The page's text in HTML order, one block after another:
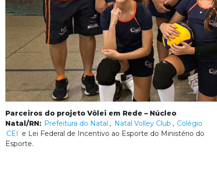
Parceiros do projeto Vôlei em Rede – Núcleo
Natal/RN: Prefeitura do Natal , Natal Volley Club , Colégio
CEI e Lei Federal de Incentivo ao Esporte do Ministério do
Esporte.